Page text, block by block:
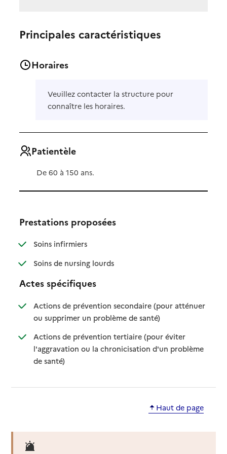
Principales caractéristiques
Horaires
Veuillez contacter la structure pour
connaître les horaires.
Patientèle
De 60 à 150 ans.
Prestations proposées
Soins infirmiers: disponible
: non disponible
Soins de nursing lourds: disponible
: non disponible
Actes spécifiques
Actions de prévention secondaire (pour atténuer
ou supprimer un problème de santé): disponible
: non disponible
Actions de prévention tertiaire (pour éviter
l'aggravation ou la chronicisation d'un problème
de santé): disponible
: non disponible
Haut de page